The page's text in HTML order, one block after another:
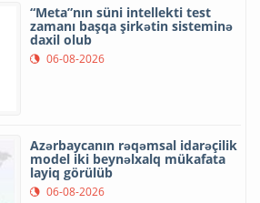
“Meta”nın süni intellekti test
zamanı başqa şirkətin sisteminə
daxil olub
06-08-2026
Azərbaycanın rəqəmsal idarəçilik
model iki beynəlxalq mükafata
layiq görülüb
06-08-2026